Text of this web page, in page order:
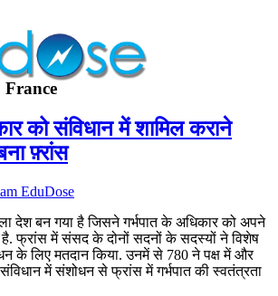
France
को संविधान में शामिल कराने
फ़्रांस
EduDose
देश बन गया है जिसने गर्भपात के अधिकार को अपने
है. फ्रांस में संसद के दोनों सदनों के सदस्‍यों ने विशेष
के लिए मतदान किया. उनमें से 780 ने पक्ष में और
संविधान में संशोधन से फ्रांस में गर्भपात की स्वतंत्रता